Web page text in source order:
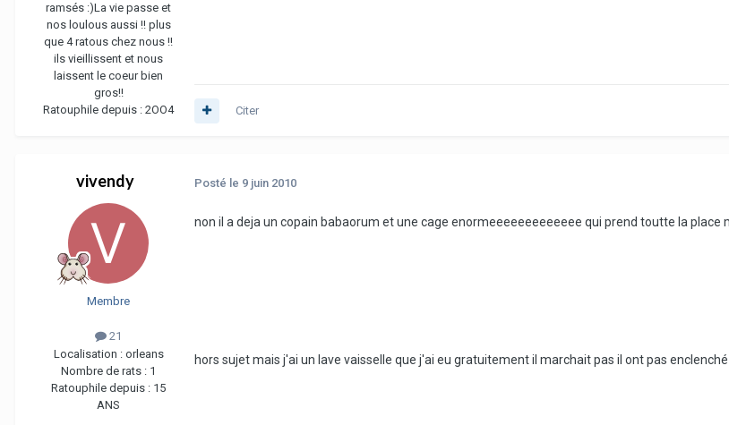
ramsés :)La vie passe et
nos loulous aussi !! plus
que 4 ratous chez nous !!
ils vieillissent et nous
laissent le coeur bien
gros!!
Ratouphile depuis : 2OO4 Citer
vivendy
Membre
21
Localisation : orleans
Nombre de rats : 1
Ratouphile depuis : 15
ANS
Posté le 9 juin 2010
non il a deja un copain babaorum et une cage enormeeeeeeeeeeeee qui prend toutte la place
hors sujet mais j'ai un lave vaisselle que j'ai eu gratuitement il marchait pas il ont pas